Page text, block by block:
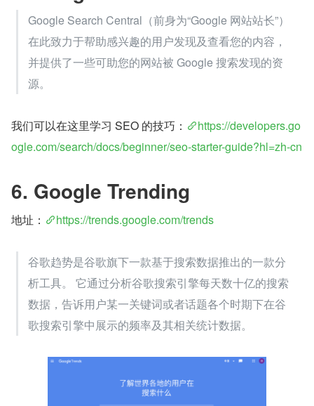
Google Search Central（前身为“Google 网站站长”）
在此致力于帮助感兴趣的用户发现及查看您的内容，
并提供了一些可助您的网站被 Google 搜索发现的资
源。
我们可以在这里学习 SEO 的技巧：
https://developers.go
ogle.com/search/docs/beginner/seo-starter-guide?hl=zh-cn
6. Google Trending
地址： https://trends.google.com/trends
谷歌趋势是谷歌旗下一款基于搜索数据推出的一款分
析工具。 它通过分析谷歌搜索引擎每天数十亿的搜索
数据，告诉用户某一关键词或者话题各个时期下在谷
歌搜索引擎中展示的频率及其相关统计数据。